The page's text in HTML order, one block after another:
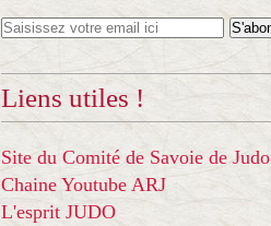
Liens utiles !
Site du Comité de Savoie de Judo
Chaine Youtube ARJ
L'esprit JUDO